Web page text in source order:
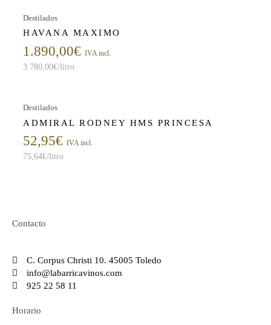
Destilados
HAVANA MAXIMO
1.890,00€ IVA incl.
3.780,00€/litro
Destilados
ADMIRAL RODNEY HMS PRINCESA
52,95€ IVA incl.
75,64€/litro
Contacto
C. Corpus Christi 10. 45005 Toledo
info@labarricavinos.com
925 22 58 11
Horario